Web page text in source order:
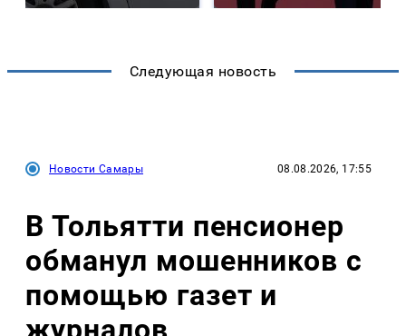
Следующая новость
Новости Самары 08.08.2026, 17:55
В Тольятти пенсионер
обманул мошенников с
помощью газет и